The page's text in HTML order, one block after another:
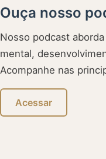
Ouça nosso
Nosso podcast
mental,
Acompanhe nas
Acessar